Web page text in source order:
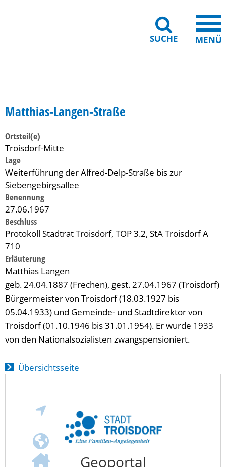
SUCHE MENÜ
Matthias-Langen-Straße
Ortsteil(e)
Troisdorf-Mitte
Lage
Weiterführung der Alfred-Delp-Straße bis zur
Siebengebirgsallee
Benennung
27.06.1967
Beschluss
Protokoll Stadtrat Troisdorf, TOP 3.2, StA Troisdorf A
710
Erläuterung
Matthias Langen
geb. 24.04.1887 (Frechen), gest. 27.04.1967 (Troisdorf)
Bürgermeister von Troisdorf (18.03.1927 bis
05.04.1933) und Gemeinde- und Stadtdirektor von
Troisdorf (01.10.1946 bis 31.01.1954). Er wurde 1933
von den Nationalsozialisten zwangspensioniert.
Übersichtsseite